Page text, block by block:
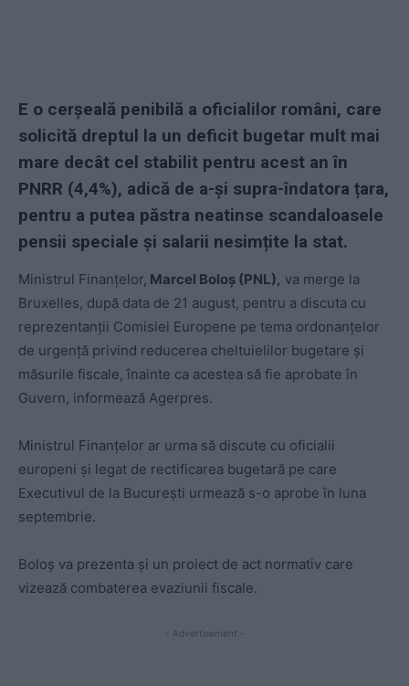
E o cerșeală penibilă a oficialilor români, care
solicită dreptul la un deficit bugetar mult mai
mare decât cel stabilit pentru acest an în
PNRR (4,4%), adică de a-și supra-îndatora țara,
pentru a putea păstra neatinse scandaloasele
pensii speciale și salarii nesimțite la stat.
Ministrul Finanţelor, Marcel Boloş (PNL), va merge la
Bruxelles, după data de 21 august, pentru a discuta cu
reprezentanţii Comisiei Europene pe tema ordonanţelor
de urgenţă privind reducerea cheltuielilor bugetare şi
măsurile fiscale, înainte ca acestea să fie aprobate în
Guvern, informează Agerpres.
Ministrul Finanţelor ar urma să discute cu oficialii
europeni şi legat de rectificarea bugetară pe care
Executivul de la Bucureşti urmează s-o aprobe în luna
septembrie.
Boloş va prezenta și un proiect de act normativ care
vizează combaterea evaziunii fiscale.
- Advertisement -